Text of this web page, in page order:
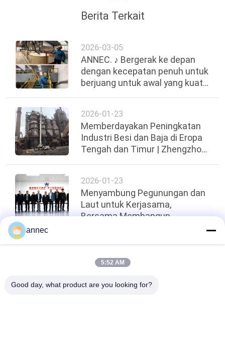
Berita Terkait
2026-03-05
ANNEC. ♪ Bergerak ke depan
dengan kecepatan penuh untuk
berjuang untuk awal yang kuat
2026-01-23
Memberdayakan Peningkatan
Industri Besi dan Baja di Eropa
Tengah dan Timur | Zhengzhou
2026-01-23
Menyambung Pegunungan dan
Laut untuk Kerjasama,
Bersama Membangun
Atas
annec
5:52 AM
Good day, what product are you looking for?